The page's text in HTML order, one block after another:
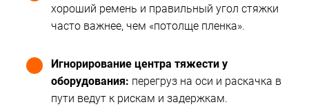
хороший ремень и правильный угол стяжки
часто важнее, чем «потолще пленка».
Игнорирование центра тяжести у
оборудования: перегруз на оси и раскачка в
пути ведут к рискам и задержкам.